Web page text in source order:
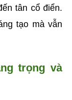
tân cổ điển.
tạo mà vẫn
trọng và